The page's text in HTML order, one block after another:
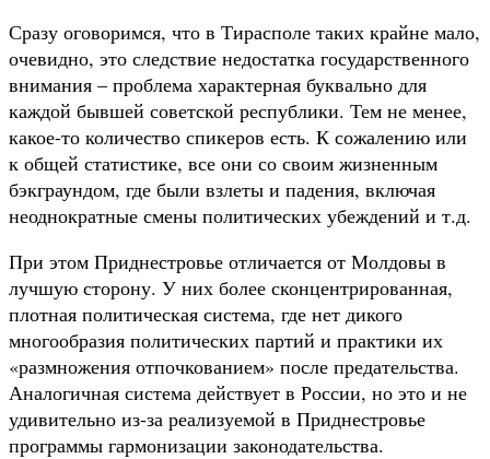
Сразу оговоримся, что в Тирасполе таких крайне мало,
очевидно, это следствие недостатка государственного
внимания – проблема характерная буквально для
каждой бывшей советской республики. Тем не менее,
какое-то количество спикеров есть. К сожалению или
к общей статистике, все они со своим жизненным
бэкграундом, где были взлеты и падения, включая
неоднократные смены политических убеждений и т.д.
При этом Приднестровье отличается от Молдовы в
лучшую сторону. У них более сконцентрированная,
плотная политическая система, где нет дикого
многообразия политических партий и практики их
«размножения отпочкованием» после предательства.
Аналогичная система действует в России, но это и не
удивительно из-за реализуемой в Приднестровье
программы гармонизации законодательства.